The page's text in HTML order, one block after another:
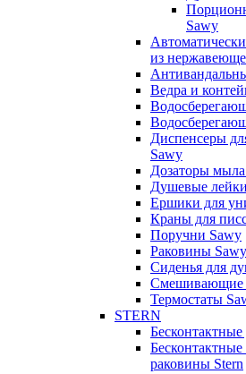
Sawy
из
Ведра и
Диспенсеры
Sawy
Дозаторы
Душевые
Ершики для
Краны для
Поручни Sawy
Раковины Sawy
Сиденья для
Смешивающие
Термостаты
STERN
раковины Stern